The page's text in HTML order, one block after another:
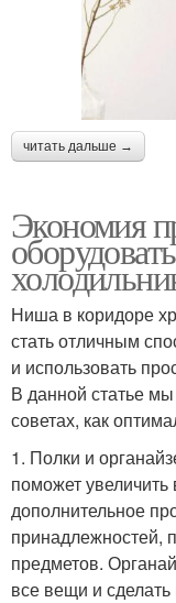
читать дальше →
Экономия
Ниша в коридоре
стать отличным
и использовать
В данной статье
советах, как
1. Полки и
поможет увеличить
дополнительное
принадлежностей,
предметов.
все вещи и